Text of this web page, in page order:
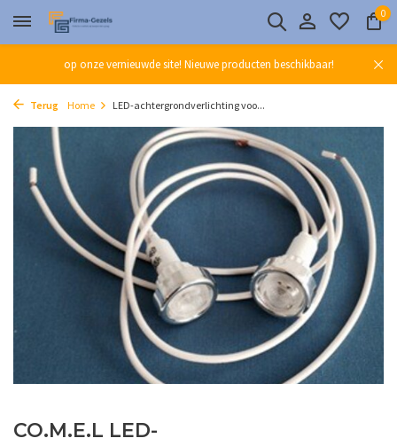
0
op onze vernieuwde site! Nieuwe producten beschikbaar!
Terug Home LED-achtergrondverlichting voo...
CO.M.E.L LED-